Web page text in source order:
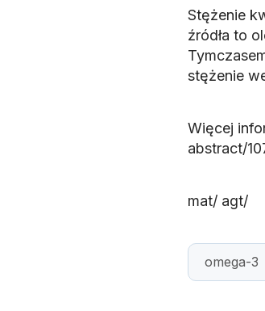
Stężenie
źródła to
stężenie
Więcej
abstract/
mat/ agt/
omega-3